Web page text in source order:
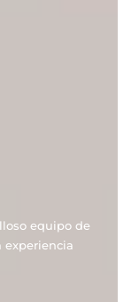
equipo de
experiencia